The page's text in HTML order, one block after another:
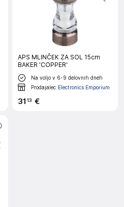
APS MLINČEK ZA SOL 15cm
BAKER 'COPPER'
Na voljo v 6-9 delovnih dneh
Prodajalec Electronics Emporium
31 13 €